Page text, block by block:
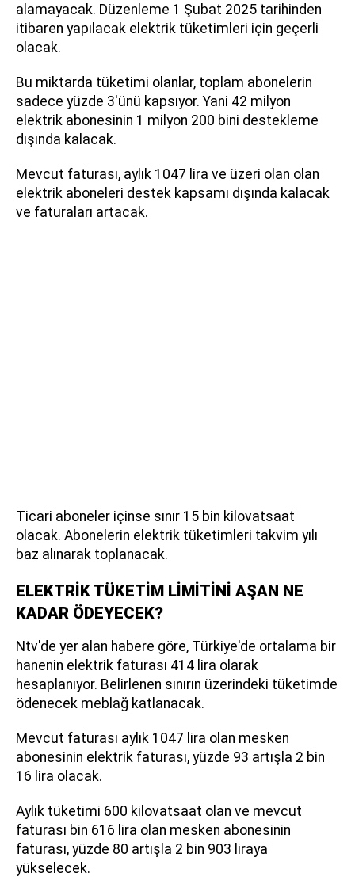
alamayacak. Düzenleme 1 Şubat 2025 tarihinden
itibaren yapılacak elektrik tüketimleri için geçerli
olacak.
Bu miktarda tüketimi olanlar, toplam abonelerin
sadece yüzde 3'ünü kapsıyor. Yani 42 milyon
elektrik abonesinin 1 milyon 200 bini destekleme
dışında kalacak.
Mevcut faturası, aylık 1047 lira ve üzeri olan olan
elektrik aboneleri destek kapsamı dışında kalacak
ve faturaları artacak.
Ticari aboneler içinse sınır 15 bin kilovatsaat
olacak. Abonelerin elektrik tüketimleri takvim yılı
baz alınarak toplanacak.
ELEKTRİK TÜKETİM LİMİTİNİ AŞAN NE
KADAR ÖDEYECEK?
Ntv'de yer alan habere göre, Türkiye'de ortalama bir
hanenin elektrik faturası 414 lira olarak
hesaplanıyor. Belirlenen sınırın üzerindeki tüketimde
ödenecek meblağ katlanacak.
Mevcut faturası aylık 1047 lira olan mesken
abonesinin elektrik faturası, yüzde 93 artışla 2 bin
16 lira olacak.
Aylık tüketimi 600 kilovatsaat olan ve mevcut
faturası bin 616 lira olan mesken abonesinin
faturası, yüzde 80 artışla 2 bin 903 liraya
yükselecek.